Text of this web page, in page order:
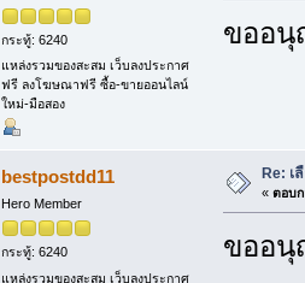
กระทู้: 6240
แหล่งรวมของสะสม เว็บลงประกาศ
ฟรี ลงโฆษณาฟรี ซื้อ-ขายออนไลน์
ใหม่-มือสอง
ขออ
bestpostdd11
Hero Member
กระทู้: 6240
แหล่งรวมของสะสม เว็บลงประกาศ
Re:
« ตอบก
ขออ